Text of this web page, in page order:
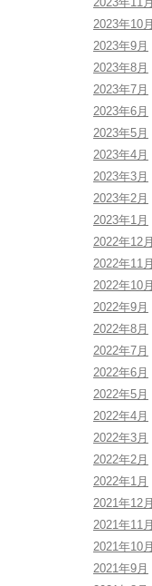
2023年10月
2023年9月
2023年8月
2023年7月
2023年6月
2023年5月
2023年4月
2023年3月
2023年2月
2023年1月
2022年12月
2022年11月
2022年10月
2022年9月
2022年8月
2022年7月
2022年6月
2022年5月
2022年4月
2022年3月
2022年2月
2022年1月
2021年12月
2021年11月
2021年10月
2021年9月